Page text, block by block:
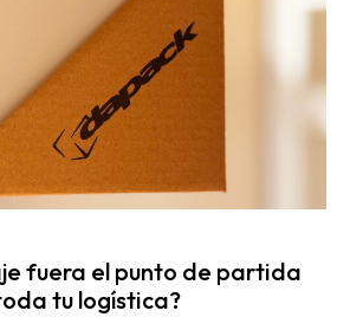
fuera el punto de partida
tu logística?